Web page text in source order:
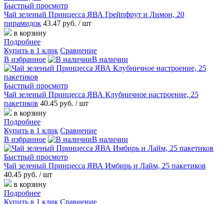
Быстрый просмотр
Чай зеленый Принцесса ЯВА Грейпфрут и Лимон, 20
пирамидок 43.47 руб. / шт
в корзину
Подробнее
Купить в 1 клик Сравнение
В избранное
В наличии
Быстрый просмотр
Чай зеленый Принцесса ЯВА Клубничное настроение, 25
пакетиков 40.45 руб. / шт
в корзину
Подробнее
Купить в 1 клик Сравнение
В избранное
В наличии
Быстрый просмотр
Чай зеленый Принцесса ЯВА Имбирь и Лайм, 25 пакетиков
40.45 руб. / шт
в корзину
Подробнее
Купить в 1 клик Сравнение